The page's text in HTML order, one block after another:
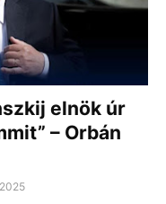
elnök úr
– Orbán